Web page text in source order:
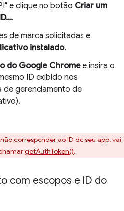
e clique no botão Criar um
.
de marca solicitadas e
instalado.
do Google Chrome e insira o
ID exibido nos
de gerenciamento de
corresponder ao ID do seu app, vai
getAuthToken().
com escopos e ID do